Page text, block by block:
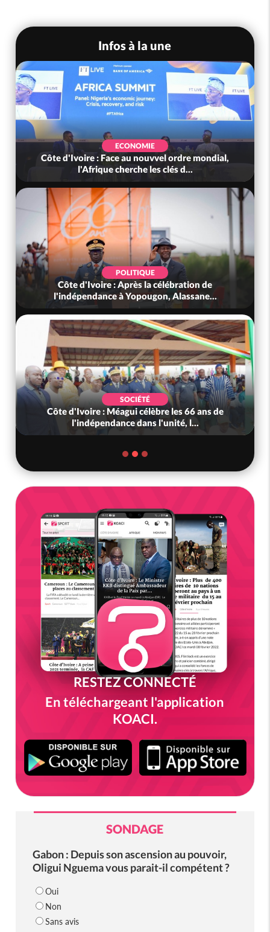
Infos à la une
ECONOMIE
Côte d'Ivoire : Face au nouvvel ordre mondial,
l'Afrique cherche les clés d...
POLITIQUE
Côte d'Ivoire : Après la célébration de
l'indépendance à Yopougon, Alassane...
SOCIÉTÉ
Côte d'Ivoire : Méagui célèbre les 66 ans de
l'indépendance dans l'unité, l...
RESTEZ CONNECTÉ
En téléchargeant l'application
KOACI.
SONDAGE
Gabon : Depuis son ascension au pouvoir,
Oligui Nguema vous parait-il compétent ?
Oui
Non
Sans avis